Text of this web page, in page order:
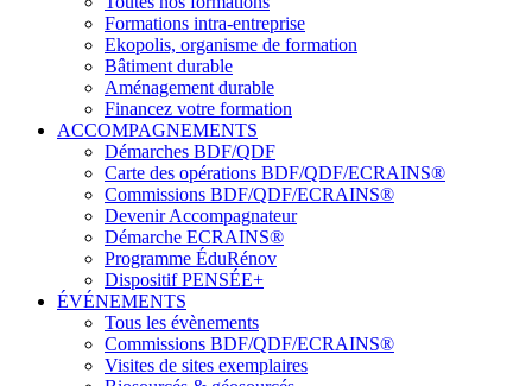
Formations intra-entreprise
Ekopolis, organisme de formation
Bâtiment durable
Aménagement durable
Financez votre formation
ACCOMPAGNEMENTS
Démarches BDF/QDF
Carte des opérations BDF/QDF/ECRAINS®
Commissions BDF/QDF/ECRAINS®
Devenir Accompagnateur
Démarche ECRAINS®
Programme ÉduRénov
Dispositif PENSÉE+
ÉVÉNEMENTS
Tous les évènements
Commissions BDF/QDF/ECRAINS®
Visites de sites exemplaires